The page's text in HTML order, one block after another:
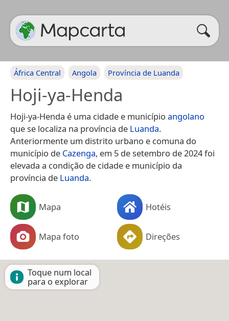
África Central Angola Província de Luanda
Hoji-ya-Henda
Hoji-ya-Henda é uma cidade e município angolano
que se localiza na província de Luanda.
Anteriormente um distrito urbano e comuna do
município de Cazenga, em 5 de setembro de 2024 foi
elevada a condição de cidade e município da
província de Luanda.
Mapa Hotéis
Mapa foto Direções
Toque num local
para o explorar